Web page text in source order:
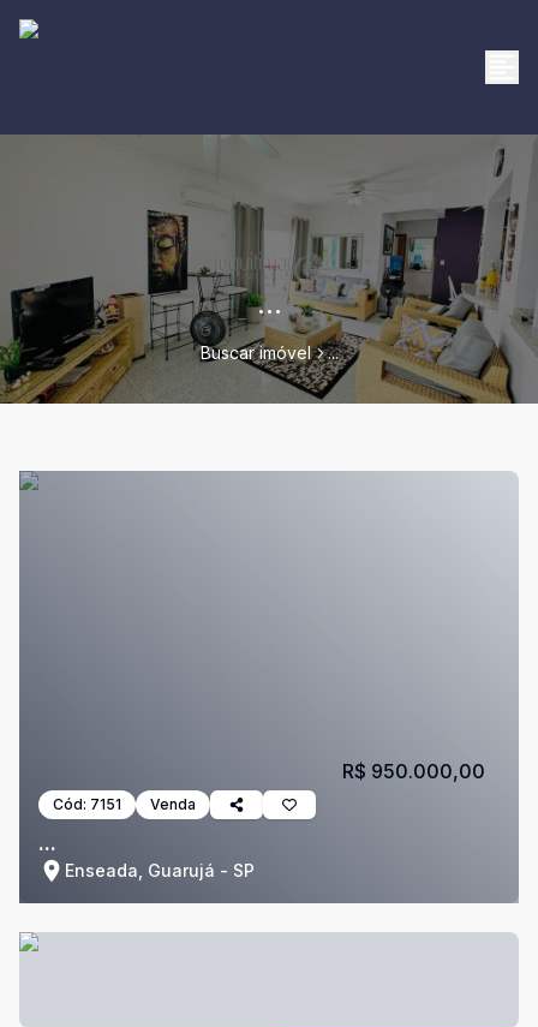
...
Buscar imóvel ...
Cód: 7151 Venda
...
Enseada, Guarujá - SP
R$ 950.000,00